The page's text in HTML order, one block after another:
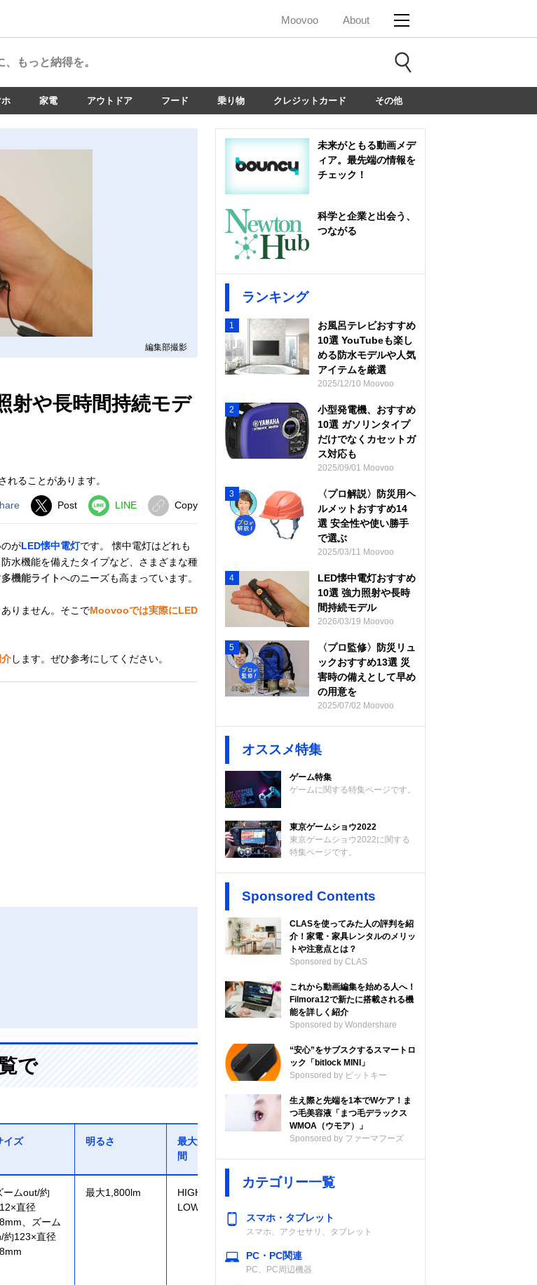
Moovoo About
、もっと納得を。
ホ 家電 アウトドア フード 乗り物 クレジットカード その他
編集部撮影
射や長時間持続モデ
ることがあります。
Post LINE Copy
がLED懐中電灯です。 懐中電灯はどれも
水機能を備えたタイプなど、さまざまな種
多機能ライトへのニーズも高まっています。
りません。そこでMoovooでは実際にLED
します。ぜひ参考にしてください。
で
イズ 明るさ
最大連続点灯時
間
防水防塵性能
ームout/約
直径
、ズーム
約123×直径
最大1,800lm
HIGH/3時間、
LOW/6時間
USB充電式
未来がともる動画メデ
ィア。最先端の情報を
チェック！
科学と企業と出会う、
つながる
ランキング
1
お風呂テレビおすすめ
10選 YouTubeも楽し
める防水モデルや人気
アイテムを厳選
2025/12/10 Moovoo
2
小型発電機、おすすめ
10選 ガソリンタイプ
だけでなくカセットガ
ス対応も
2025/09/01 Moovoo
3
〈プロ解説〉防災用ヘ
ルメットおすすめ14
選 安全性や使い勝手
で選ぶ
2025/03/11 Moovoo
4
LED懐中電灯おすすめ
10選 強力照射や長時
間持続モデル
2026/03/19 Moovoo
5
〈プロ監修〉防災リュ
ックおすすめ13選 災
害時の備えとして早め
の用意を
2025/07/02 Moovoo
オススメ特集
ゲーム特集
ゲームに関する特集ページです。
東京ゲームショウ2022
東京ゲームショウ2022に関する
特集ページです。
Sponsored Contents
CLASを使ってみた人の評判を紹
介！家電・家具レンタルのメリッ
トや注意点とは？
Sponsored by CLAS
これから動画編集を始める人へ！
Filmora12で新たに搭載される機
能を詳しく紹介
Sponsored by Wondershare
“安心”をサブスクするスマートロ
ック「bitlock MINI」
Sponsored by ビットキー
生え際と先端を1本でWケア！ま
つ毛美容液「まつ毛デラックス
WMOA（ウモア）」
Sponsored by ファーマフーズ
カテゴリー一覧
スマホ・タブレット
スマホ、アクセサリ、タブレット
PC・PC関連
PC、PC周辺機器